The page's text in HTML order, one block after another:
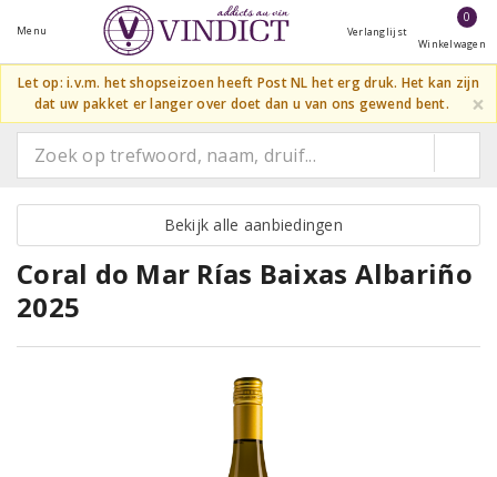
Menu Verlanglijst
0
Winkelwagen
Let op: i.v.m. het shopseizoen heeft Post NL het erg druk. Het kan zijn
dat uw pakket er langer over doet dan u van ons gewend bent.
×
Bekijk alle aanbiedingen
Coral do Mar Rías Baixas Albariño
2025